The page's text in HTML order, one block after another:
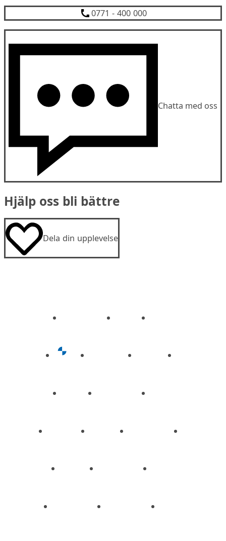
0771 - 400 000
Chatta med oss
Hjälp oss bli bättre
Dela din upplevelse